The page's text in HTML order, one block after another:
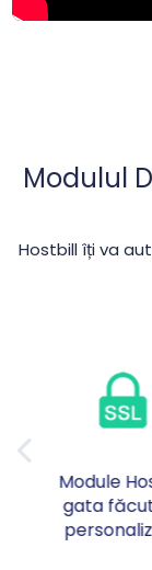
Modulul
Hostbill îți va
Registrar
ICANN